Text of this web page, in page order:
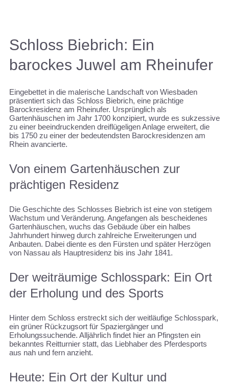
Schloss Biebrich: Ein
barockes Juwel am Rheinufer
Eingebettet in die malerische Landschaft von Wiesbaden
präsentiert sich das Schloss Biebrich, eine prächtige
Barockresidenz am Rheinufer. Ursprünglich als
Gartenhäuschen im Jahr 1700 konzipiert, wurde es sukzessive
zu einer beeindruckenden dreiflügeligen Anlage erweitert, die
bis 1750 zu einer der bedeutendsten Barockresidenzen am
Rhein avancierte.
Von einem Gartenhäuschen zur
prächtigen Residenz
Die Geschichte des Schlosses Biebrich ist eine von stetigem
Wachstum und Veränderung. Angefangen als bescheidenes
Gartenhäuschen, wuchs das Gebäude über ein halbes
Jahrhundert hinweg durch zahlreiche Erweiterungen und
Anbauten. Dabei diente es den Fürsten und später Herzögen
von Nassau als Hauptresidenz bis ins Jahr 1841.
Der weiträumige Schlosspark: Ein Ort
der Erholung und des Sports
Hinter dem Schloss erstreckt sich der weitläufige Schlosspark,
ein grüner Rückzugsort für Spaziergänger und
Erholungssuchende. Alljährlich findet hier an Pfingsten ein
bekanntes Reitturnier statt, das Liebhaber des Pferdesports
aus nah und fern anzieht.
Heute: Ein Ort der Kultur und